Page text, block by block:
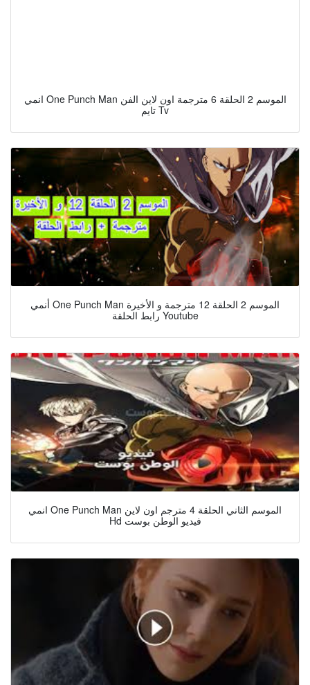
انمي One Punch Man الموسم 2 الحلقة 6 مترجمة اون لاين الفن
تايم Tv
أنمي One Punch Man الموسم 2 الحلقة 12 مترجمة و الأخيرة
رابط الحلقة Youtube
انمي One Punch Man الموسم الثاني الحلقة 4 مترجم اون لاين
Hd فيديو الوطن بوست